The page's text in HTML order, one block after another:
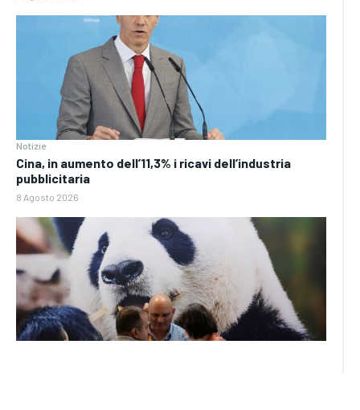
Notizie
Cina, in aumento dell’11,3% i ricavi dell’industria
pubblicitaria
8 Agosto 2026